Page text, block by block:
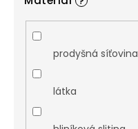
prodyšná síťovina
látka